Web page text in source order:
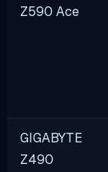
Z590 Ace
GIGABYTE
Z490